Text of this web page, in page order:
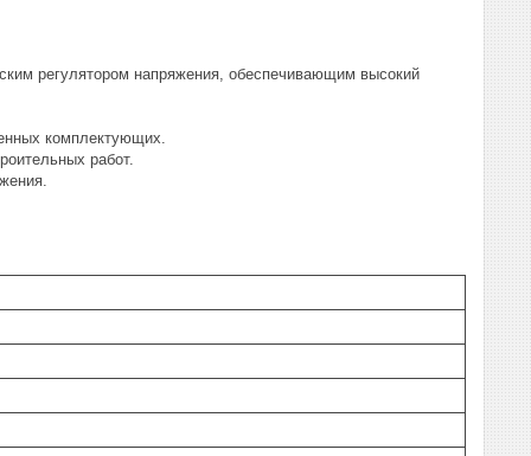
регулятором напряжения, обеспечивающим высокий
комплектующих.
работ.